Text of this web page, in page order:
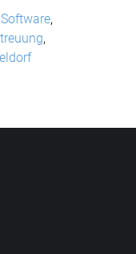
Software,
,